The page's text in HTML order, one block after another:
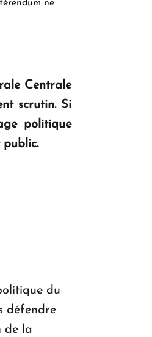
ne
Centrale
scrutin. Si
politique
du
défendre
de la